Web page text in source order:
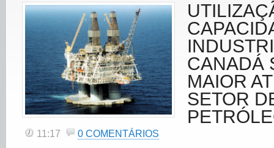
CANADÁ
MAIOR
SETOR
11:17 0 COMENTÁRIOS